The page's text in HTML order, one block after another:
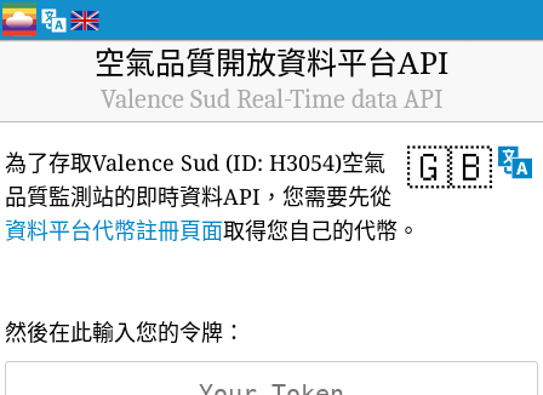
空氣品質開放資料平台API
Valence Sud Real-Time data API
🇬🇧
為了存取Valence Sud (ID: H3054)空氣
品質監測站的即時資料API，您需要先從
資料平台代幣註冊頁面取得您自己的代幣。
然後在此輸入您的令牌：